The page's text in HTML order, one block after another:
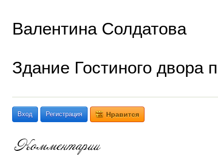
Валентина Солдатова
Здание Гостиного двора
Вход Регистрация Нравится